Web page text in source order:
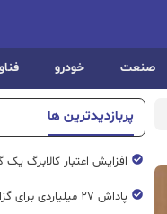
صنعت خودرو
پربازدیدترین ها
افزایش اعتبار کالابرگ
پاداش ۲۷ میلیاردی برای گزارش رمزارز غیرمجاز